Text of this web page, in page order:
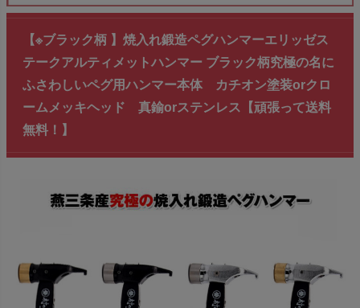
【※ブラック柄 】焼入れ鍛造ペグハンマーエリッゼス
テークアルティメットハンマー ブラック柄究極の名に
ふさわしいペグ用ハンマー本体 カチオン塗装orクロ
ームメッキヘッド 真鍮orステンレス【頑張って送料
無料！】